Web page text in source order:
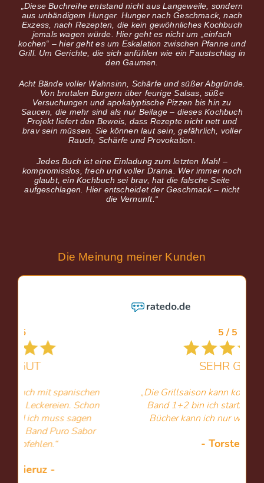
„Diese Buchreihe entstand nicht aus Langeweile, sondern
aus unbändigem Hunger. Hunger nach Geschmack, nach
Exzess, nach Rezepten, die kein gewöhnliches Kochbuch
jemals wagen würde. Hier geht es nicht um „einfach
kochen“ – hier geht es um Eskalation zwischen Pfanne und
Grill. Um Gerichte, die sich anfühlen wie ein Faustschlag in
den Gaumen.
Acht Bände voller Wahnsinn, Schärfe und süßer Abgründe.
Von brutalen Burgern über feurige Salsas, süße
Versuchungen und apokalyptische Pizzen bis hin zu
Saucen, die mehr sind als nur Beilage – dieses Kochbuch
Projekt liefert den Beweis, dass Rezepte nicht nett und
brav sein müssen. Sie können laut sein, gefährlich, voller
Rauch, Schärfe und Provokation.
Jedes Buch ist eine Einladung zum letzten Mahl –
kompromisslos, frech und voller Drama. Wer immer noch
glaubt, ein Kochbuch sei brav, hat die falsche Seite
aufgeschlagen. Hier entscheidet der Geschmack – nicht
die Vernunft.“
Die Meinung meiner Kunden
„Die Grillsaison kann kommen. Mit Burger
Band 1+2 bin ich startklar. Richtig gute
Bücher kann ich nur weiterempfehlen“